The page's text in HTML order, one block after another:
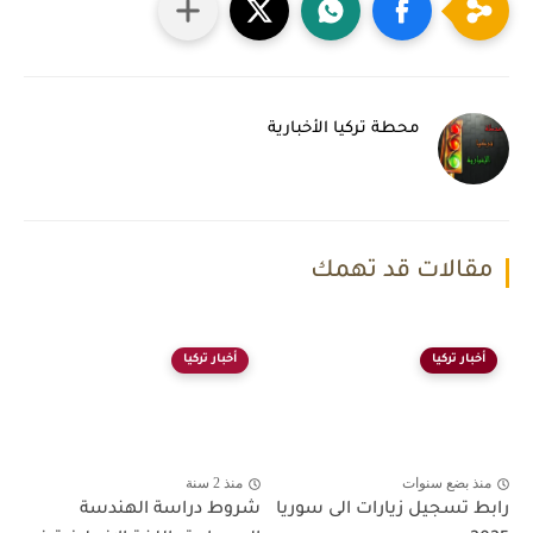
محطة تركيا الأخبارية
مقالات قد تهمك
أخبار تركيا
منذ بضع سنوات
رابط تسجيل زيارات الى سوريا
أخبار تركيا
منذ 2 سنة
شروط دراسة الهندسة